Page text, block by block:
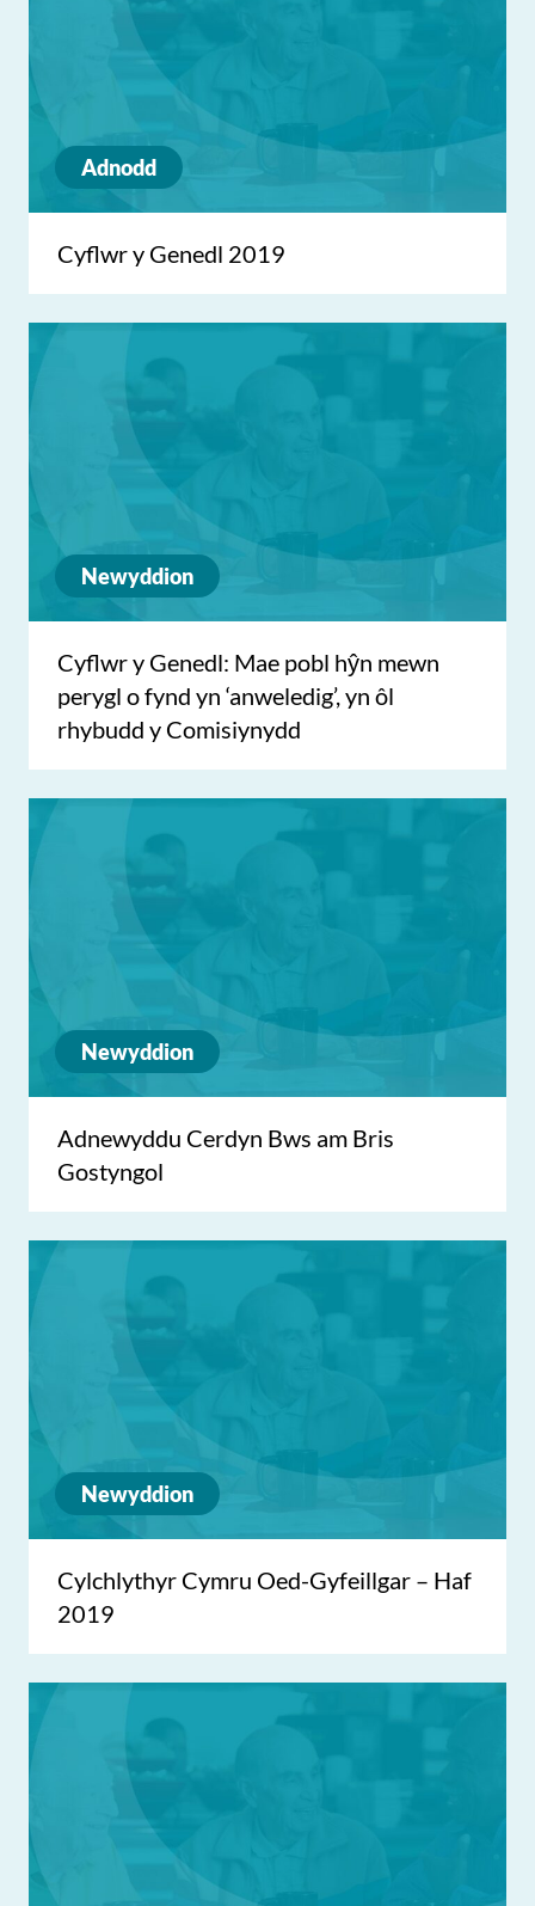
Adnodd
Cyflwr y Genedl 2019
Newyddion
Cyflwr y Genedl: Mae pobl hŷn mewn
perygl o fynd yn ‘anweledig’, yn ôl
rhybudd y Comisiynydd
Newyddion
Adnewyddu Cerdyn Bws am Bris
Gostyngol
Newyddion
Cylchlythyr Cymru Oed-Gyfeillgar – Haf
2019